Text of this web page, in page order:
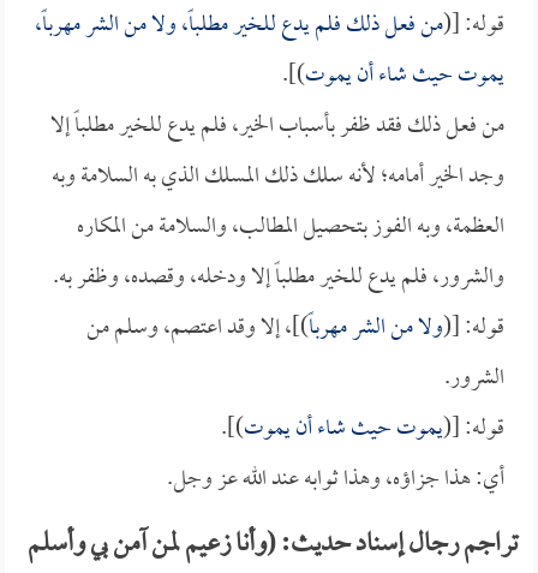
قوله: [(من فعل ذلك فلم يدع للخير مطلباً، ولا من الشر مهرباً،
يموت حيث شاء أن يموت)].
من فعل ذلك فقد ظفر بأسباب الخير، فلم يدع للخير مطلباً إلا
وجد الخير أمامه؛ لأنه سلك ذلك المسلك الذي به السلامة وبه
العظمة، وبه الفوز بتحصيل المطالب، والسلامة من المكاره
والشرور، فلم يدع للخير مطلباً إلا ودخله، وقصده، وظفر به.
قوله: [(ولا من الشر مهرباً)]، إلا وقد اعتصم، وسلم من
الشرور.
قوله: [(يموت حيث شاء أن يموت)].
أي: هذا جزاؤه، وهذا ثوابه عند الله عز وجل.
تراجم رجال إسناد حديث: (وأنا زعيم لمن آمن بي وأسلم